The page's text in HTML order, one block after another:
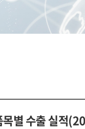
목별 수출 실적